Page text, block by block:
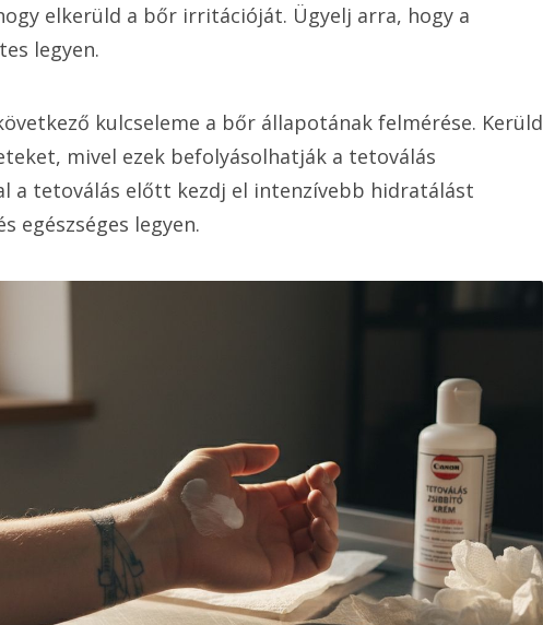
elkerüld a bőr irritációját. Ügyelj arra, hogy a
legyen.
kulcseleme a bőr állapotának felmérése. Kerüld
mivel ezek befolyásolhatják a tetoválás
a tetoválás előtt kezdj el intenzívebb hidratálást
egészséges legyen.